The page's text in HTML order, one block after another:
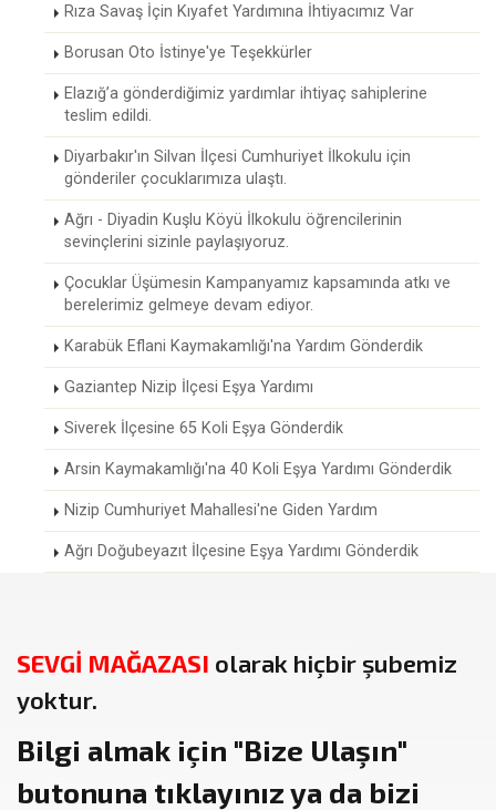
Rıza Savaş İçin Kıyafet Yardımına İhtiyacımız Var
Borusan Oto İstinye'ye Teşekkürler
Elazığ’a gönderdiğimiz yardımlar ihtiyaç sahiplerine
teslim edildi.
Diyarbakır'ın Silvan İlçesi Cumhuriyet İlkokulu için
gönderiler çocuklarımıza ulaştı.
Ağrı - Diyadin Kuşlu Köyü İlkokulu öğrencilerinin
sevinçlerini sizinle paylaşıyoruz.
Çocuklar Üşümesin Kampanyamız kapsamında atkı ve
berelerimiz gelmeye devam ediyor.
Karabük Eflani Kaymakamlığı'na Yardım Gönderdik
Gaziantep Nizip İlçesi Eşya Yardımı
Siverek İlçesine 65 Koli Eşya Gönderdik
Arsin Kaymakamlığı'na 40 Koli Eşya Yardımı Gönderdik
Nizip Cumhuriyet Mahallesi'ne Giden Yardım
Ağrı Doğubeyazıt İlçesine Eşya Yardımı Gönderdik
SEVGİ MAĞAZASI olarak hiçbir şubemiz
yoktur.
Bilgi almak için "Bize Ulaşın"
butonuna tıklayınız ya da bizi